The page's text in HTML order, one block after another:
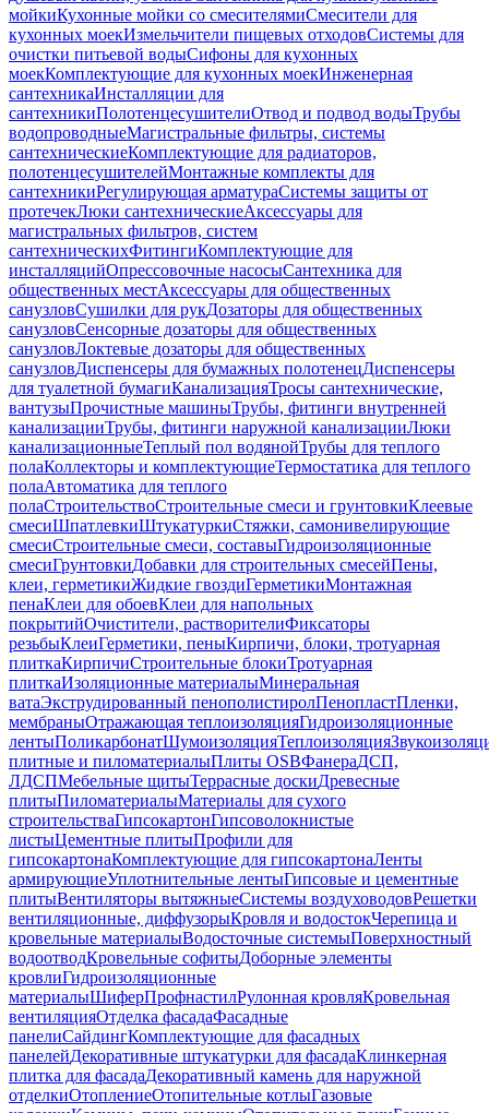
мойкиКухонные мойки со смесителямиСмесители для
кухонных моекИзмельчители пищевых отходовСистемы для
очистки питьевой водыСифоны для кухонных
моекКомплектующие для кухонных моекИнженерная
сантехникаИнсталляции для
сантехникиПолотенцесушителиОтвод и подвод водыТрубы
водопроводныеМагистральные фильтры, системы
сантехническиеКомплектующие для радиаторов,
полотенцесушителейМонтажные комплекты для
сантехникиРегулирующая арматураСистемы защиты от
протечекЛюки сантехническиеАксессуары для
магистральных фильтров, систем
сантехническихФитингиКомплектующие для
инсталляцийОпрессовочные насосыСантехника для
общественных местАксессуары для общественных
санузловСушилки для рукДозаторы для общественных
санузловСенсорные дозаторы для общественных
санузловЛоктевые дозаторы для общественных
санузловДиспенсеры для бумажных полотенецДиспенсеры
для туалетной бумагиКанализацияТросы сантехнические,
вантузыПрочистные машиныТрубы, фитинги внутренней
канализацииТрубы, фитинги наружной канализацииЛюки
канализационныеТеплый пол водянойТрубы для теплого
полаКоллекторы и комплектующиеТермостатика для теплого
полаАвтоматика для теплого
полаСтроительствоСтроительные смеси и грунтовкиКлеевые
смесиШпатлевкиШтукатуркиСтяжки, самонивелирующие
смесиСтроительные смеси, составыГидроизоляционные
смесиГрунтовкиДобавки для строительных смесейПены,
клеи, герметикиЖидкие гвоздиГерметикиМонтажная
пенаКлеи для обоевКлеи для напольных
покрытийОчистители, растворителиФиксаторы
резьбыКлеиГерметики, пеныКирпичи, блоки, тротуарная
плиткаКирпичиСтроительные блокиТротуарная
плиткаИзоляционные материалыМинеральная
ватаЭкструдированный пенополистиролПенопластПленки,
мембраныОтражающая теплоизоляцияГидроизоляционные
лентыПоликарбонатШумоизоляцияТеплоизоляция
плитные и пиломатериалыПлиты OSBФанераДСП,
ЛДСПМебельные щитыТеррасные доскиДревесные
плитыПиломатериалыМатериалы для сухого
строительстваГипсокартонГипсоволокнистые
листыЦементные плитыПрофили для
гипсокартонаКомплектующие для гипсокартонаЛенты
армирующиеУплотнительные лентыГипсовые и цементные
плитыВентиляторы вытяжныеСистемы воздуховодовРешетки
вентиляционные, диффузорыКровля и водостокЧерепица и
кровельные материалыВодосточные системыПоверхностный
водоотводКровельные софитыДоборные элементы
кровлиГидроизоляционные
материалыШиферПрофнастилРулонная кровляКровельная
вентиляцияОтделка фасадаФасадные
панелиСайдингКомплектующие для фасадных
панелейДекоративные штукатурки для фасадаКлинкерная
плитка для фасадаДекоративный камень для наружной
отделкиОтоплениеОтопительные котлыГазовые